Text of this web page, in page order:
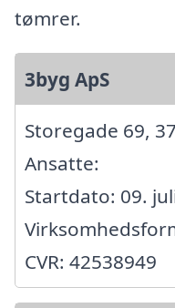
tømrer.
3byg ApS
Storegade 69,
Ansatte:
Startdato: 09.
CVR: 42538949